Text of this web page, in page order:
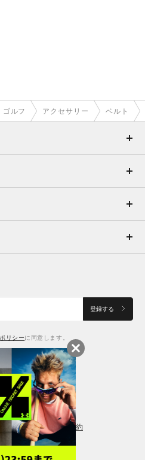
ゴルフ アクセサリー ベルト
登録する
リシーに同意します。
通販の表記 会員規約
ー